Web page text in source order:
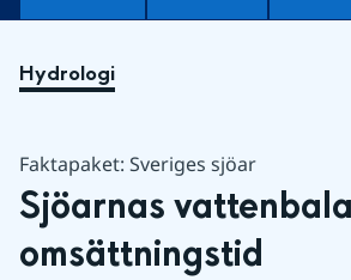
Hydrologi
Faktapaket: Sveriges sjöar
Sjöarnas
omsättningstid